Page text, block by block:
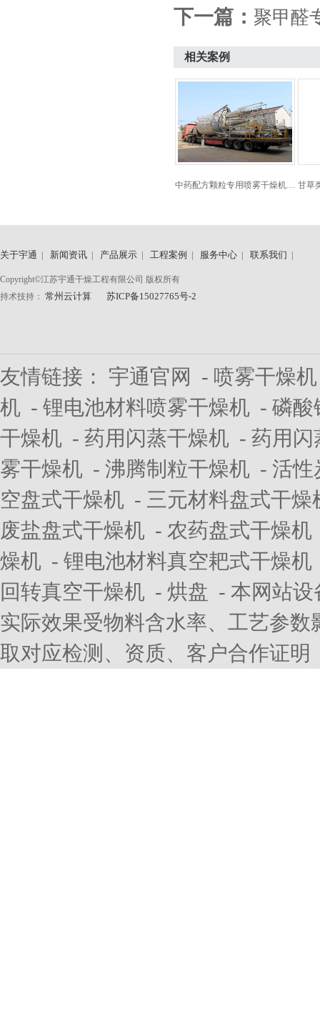
下一篇： 聚甲醛
相关案例
中药配方颗粒专用喷雾干燥机… 甘草
关于宇通 | 新闻资讯 | 产品展示 | 工程案例 | 服务中心 | 联系我们 |
Copyright©江苏宇通干燥工程有限公司 版权所有
持术技持： 常州云计算 苏ICP备15027765号-2
友情链接： 宇通官网 - 喷雾干燥机
机 - 锂电池材料喷雾干燥机 - 磷酸
干燥机 - 药用闪蒸干燥机 - 药用闪
雾干燥机 - 沸腾制粒干燥机 - 活性
空盘式干燥机 - 三元材料盘式干燥
废盐盘式干燥机 - 农药盘式干燥机
燥机 - 锂电池材料真空耙式干燥机
回转真空干燥机 - 烘盘 - 本网站
实际效果受物料含水率、工艺参
取对应检测、资质、客户合作证明